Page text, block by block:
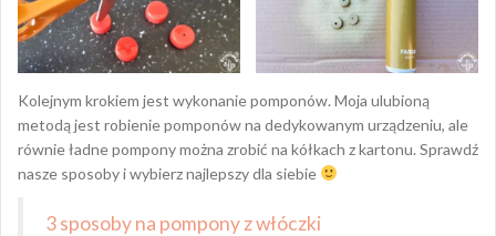
Kolejnym krokiem jest wykonanie pomponów. Moja ulubioną
metodą jest robienie pomponów na dedykowanym urządzeniu, ale
równie ładne pompony można zrobić na kółkach z kartonu. Sprawdź
nasze sposoby i wybierz najlepszy dla siebie
3 sposoby na pompony z włóczki